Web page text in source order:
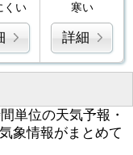
くい 寒い
詳細
単位の天気予報・
象情報がまとめて